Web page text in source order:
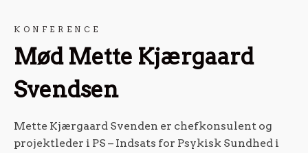
KONFERENCE
Mød Mette Kjærgaard
Svendsen
Mette Kjærgaard Svenden er chefkonsulent og
projektleder i PS – Indsats for Psykisk Sundhed i